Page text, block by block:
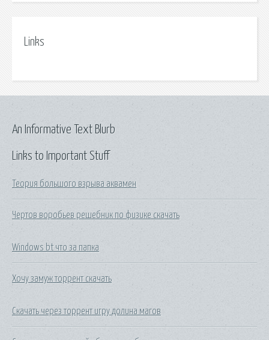
Links
Links to Important Stuff
Теория большого взрыва аквамен
Чертов воробьев решебник по физике скачать
Windows bt что за папка
Хочу замуж торрент скачать
Скачать через торрент игру долина магов
An Informative Text Blurb